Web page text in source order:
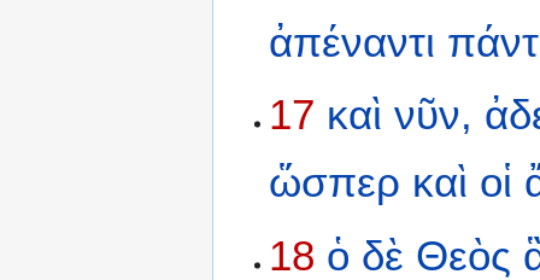
ἀπέναντι
17 καὶ νῦν,
ὥσπερ καὶ οἱ
18 ὁ δὲ Θεὸς